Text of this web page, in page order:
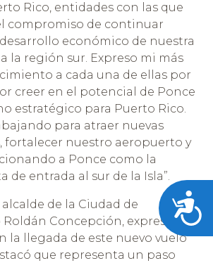
Rico, entidades con las que
compromiso de continuar
económico de nuestra
la región sur. Expreso mi más
a cada una de ellas por
creer en el potencial de Ponce
estratégico para Puerto Rico.
para atraer nuevas
fortalecer nuestro aeropuerto y
a Ponce como la
de entrada al sur de la Isla”.
de la Ciudad de
Roldán Concepción, expresó su
la llegada de este nuevo vuelo
que representa un paso